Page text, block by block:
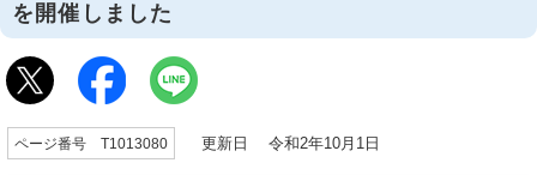
を開催しました
ページ番号 T1013080 更新日 令和2年10月1日